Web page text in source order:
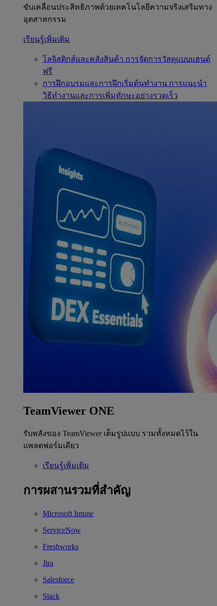
ขับเคลื่อนประสิทธิภาพด้วยเทคโนโลยีความจริงเสริมทาง
อุตสาหกรรม
เรียนรู้เพิ่มเติม
โลจิสติกส์และคลังสินค้า การจัดการวัสดุแบบแฮนด์
ฟรี
การฝึกอบรมและการฝึกเริ่มต้นทำงาน การแนะนำ
วิธีทำงานและการเพิ่มทักษะอย่างรวดเร็ว
TeamViewer ONE
รับพลังของ TeamViewer เต็มรูปแบบ รวมทั้งหมดไว้ใน
แพลตฟอร์มเดียว
เรียนรู้เพิ่มเติม
การผสานรวมที่สำคัญ
Microsoft Intune
ServiceNow
Freshworks
Jira
Salesforce
Slack